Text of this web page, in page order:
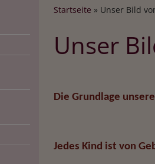
Startseite Unser Bild
Unser
Die Grundlage
Jedes Kind ist von